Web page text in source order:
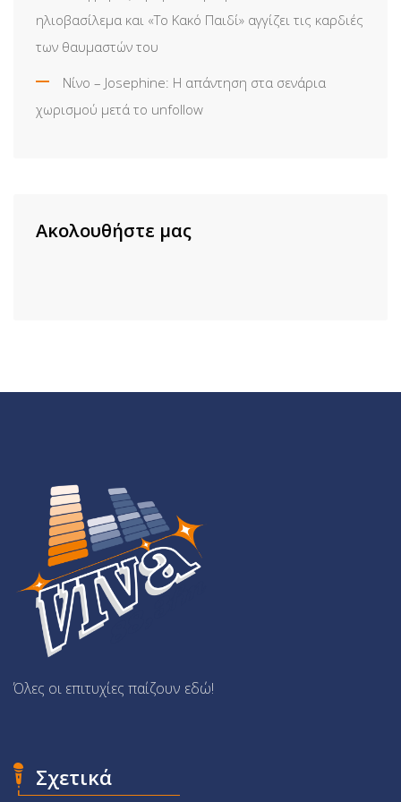
ηλιοβασίλεμα και «Το Κακό Παιδί» αγγίζει τις καρδιές
των θαυμαστών του
Νίνο – Josephine: Η απάντηση στα σενάρια
χωρισμού μετά το unfollow
Ακολουθήστε μας
Όλες οι επιτυχίες παίζουν εδώ!
Σχετικά